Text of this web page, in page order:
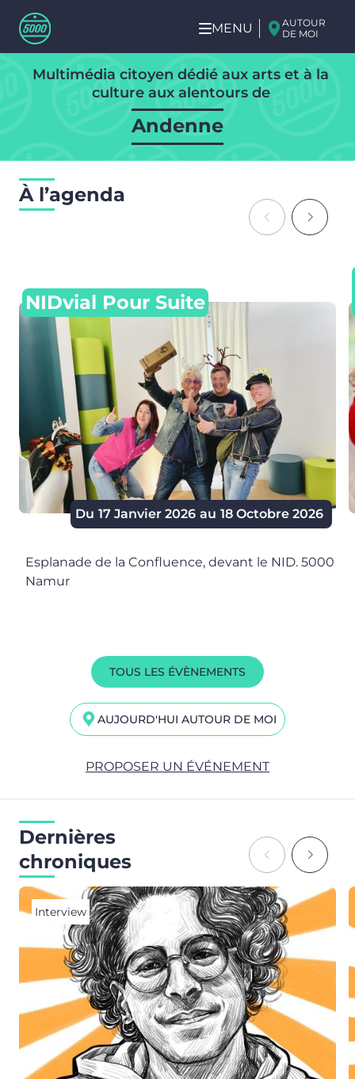
Aller au contenu principal
MENU
AUTOUR
DE MOI
Multimédia citoyen dédié aux arts et à la
culture aux alentours de
Jemeppe-sur-Sambre
Namur
Andenne
Dinant
Sambreville
Ciney
Eghezée
Beauraing
Couvin
Jemeppe-sur-Sambre
Namur
À l’agenda
Du 17 Janvier 2026 au 18 Octobre 2026
NIDvial Pour Suite
Esplanade de la Confluence, devant le NID. 5000
Namur
TOUS LES ÉVÈNEMENTS
AUJOURD'HUI AUTOUR DE MOI
PROPOSER UN ÉVÉNEMENT
Dernières
chroniques
Interview